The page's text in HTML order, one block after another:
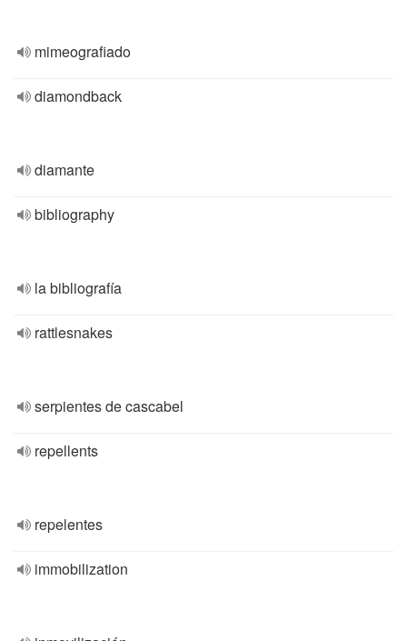
mimeografiado
diamondback
diamante
bibliography
la bibliografía
rattlesnakes
serpientes de cascabel
repellents
repelentes
immobilization